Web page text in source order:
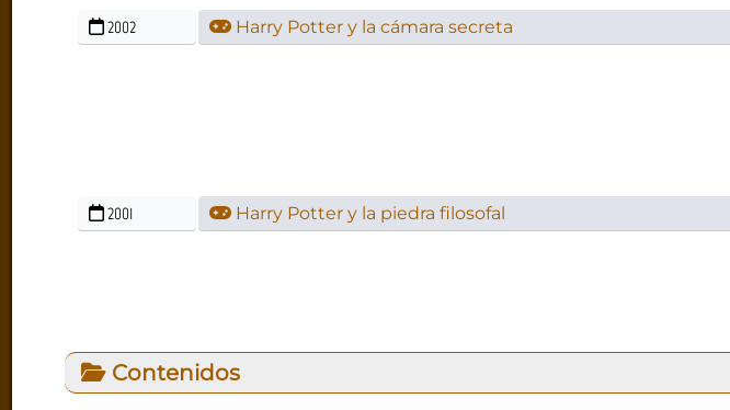
2002 Harry Potter y la cámara secreta
2001 Harry Potter y la piedra filosofal
Contenidos